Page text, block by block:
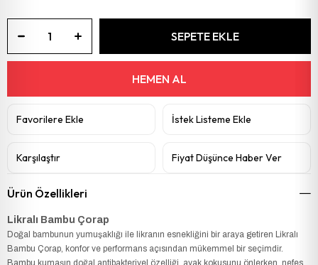
Favorilere Ekle İstek Listeme Ekle
Karşılaştır Fiyat Düşünce Haber Ver
Ürün Özellikleri
Likralı Bambu Çorap
Doğal bambunun yumuşaklığı ile likranın esnekliğini bir araya getiren Likralı
Bambu Çorap, konfor ve performans açısından mükemmel bir seçimdir.
Bambu kumaşın doğal antibakteriyel özelliği, ayak kokusunu önlerken, nefes